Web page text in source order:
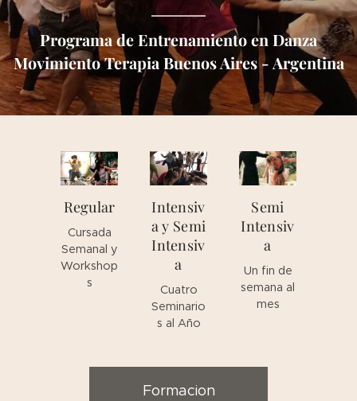
Programa de Entrenamiento en Danza
Movimiento Terapia Buenos Aires - Argentina
Regular
Cursada
Semanal y
Workshop
s
Intensiv
a y Semi
Intensiv
a
Cuatro
Seminario
s al Año
Semi
Intensiv
a
Un fin de
semana al
mes
Formacion